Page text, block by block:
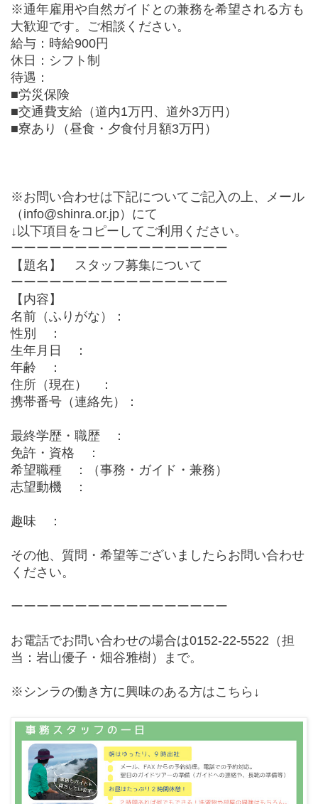
※通年雇用や自然ガイドとの兼務を希望される方も
大歓迎です。ご相談ください。
給与：時給900円
休日：シフト制
待遇：
■労災保険
■交通費支給（道内1万円、道外3万円）
■寮あり（昼食・夕食付月額3万円）
※お問い合わせは下記についてご記入の上、メール
（info@shinra.or.jp）にて
↓以下項目をコピーしてご利用ください。
ーーーーーーーーーーーーーーーーー
【題名】 スタッフ募集について
ーーーーーーーーーーーーーーーーー
【内容】
名前（ふりがな）：
性別 ：
生年月日 ：
年齢 ：
住所（現在） ：
携帯番号（連絡先）：
最終学歴・職歴 ：
免許・資格 ：
希望職種 ：（事務・ガイド・兼務）
志望動機 ：
趣味 ：
その他、質問・希望等ございましたらお問い合わせ
ください。
ーーーーーーーーーーーーーーーーー
お電話でお問い合わせの場合は0152-22-5522（担
当：岩山優子・畑谷雅樹）
まで。
※シンラの働き方に興味のある方はこちら↓